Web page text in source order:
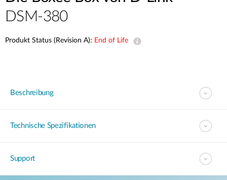
DSM-380
Produkt Status (Revision A): End of Life
Beschreibung
Technische Spezifikationen
Support